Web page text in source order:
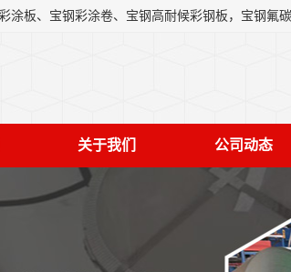
关于我们 公司动态